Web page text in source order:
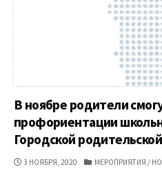
В ноябре родители
профориентации
Городской
ДАТА
3 НОЯБРЯ, 2020 КАТЕГОРИИ
МЕРОПРИЯТИЯ /